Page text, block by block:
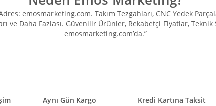
emosmarketing.com. Takım Tezgahları, CNC Yedek
ve Daha Fazlası. Güvenilir Ürünler, Rekabetçi Fiyatlar,
emosmarketing.com’da.”
Aynı Gün Kargo Kredi Kartına Taksit